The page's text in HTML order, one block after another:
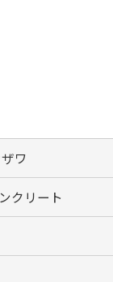
ワ
クリート